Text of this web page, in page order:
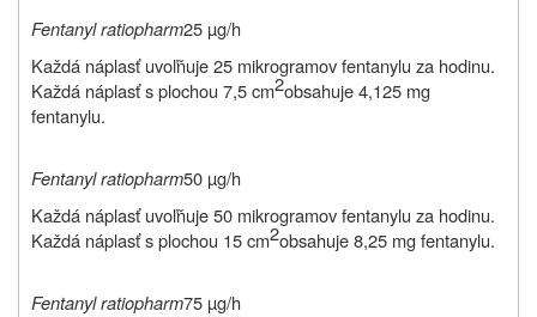
Fentanyl ratiopharm25 µg/h
Každá náplasť uvoľňuje 25 mikrogramov fentanylu za hodinu.
Každá náplasť s plochou 7,5 cm2obsahuje 4,125 mg
fentanylu.
Fentanyl ratiopharm50 µg/h
Každá náplasť uvoľňuje 50 mikrogramov fentanylu za hodinu.
Každá náplasť s plochou 15 cm2obsahuje 8,25 mg fentanylu.
Fentanyl ratiopharm75 µg/h